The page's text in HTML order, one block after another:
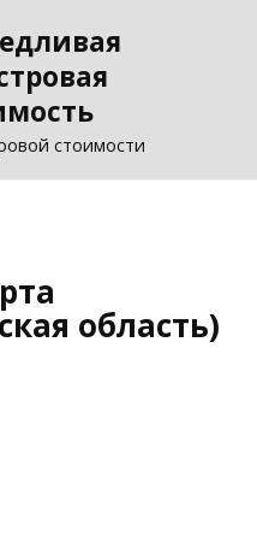
стоимости
область)